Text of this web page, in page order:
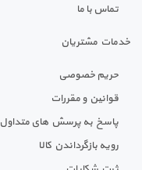
تماس با ما
خدمات مشتریان
حریم خصوصی
قوانین و مقررات
پاسخ به پرسش های متداول
رویه بازگرداندن کالا